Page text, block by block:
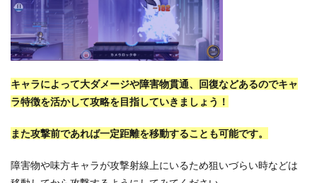
キャラによって大ダメージや障害物貫通、回復などあるのでキャ
ラ特徴を活かして攻略を目指していきましょう！
また攻撃前であれば一定距離を移動することも可能です。
障害物や味方キャラが攻撃射線上にいるため狙いづらい時などは